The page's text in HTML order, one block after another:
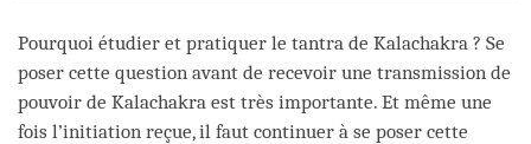
Pourquoi étudier et pratiquer le tantra de Kalachakra ? Se
poser cette question avant de recevoir une transmission de
pouvoir de Kalachakra est très importante. Et même une
fois l’initiation reçue, il faut continuer à se poser cette